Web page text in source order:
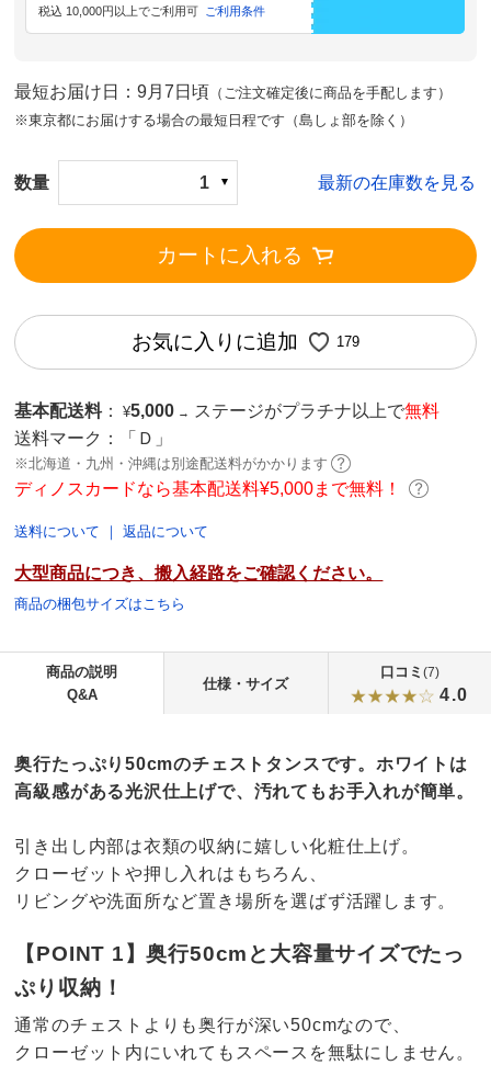
税込 10,000円以上でご利用可 ご利用条件
最短お届け日：9月7日頃 （ご注文確定後に商品を手配します）
※東京都にお届けする場合の最短日程です（島しょ部を除く）
数量 1 最新の在庫数を見る
カートに入れる
お気に入りに追加 179
基本配送料 ： ¥5,000 → ステージがプラチナ以上で無料
送料マーク：
「Ｄ」
※北海道・九州・沖縄は別途配送料がかかります
ディノスカードなら基本配送料¥5,000まで無料！
送料について ｜返品について
大型商品につき、搬入経路をご確認ください。
商品の梱包サイズはこちら
商品の説明
Q&A
仕様・サイズ
口コミ (7)
4.0
奥行たっぷり50cmのチェストタンスです。ホワイトは
高級感がある光沢仕上げで、汚れてもお手入れが簡単。
引き出し内部は衣類の収納に嬉しい化粧仕上げ。
クローゼットや押し入れはもちろん、
リビングや洗面所など置き場所を選ばず活躍します。
【POINT 1】奥行50cmと大容量サイズでたっ
ぷり収納！
通常のチェストよりも奥行が深い50cmなので、
クローゼット内にいれてもスペースを無駄にしません。